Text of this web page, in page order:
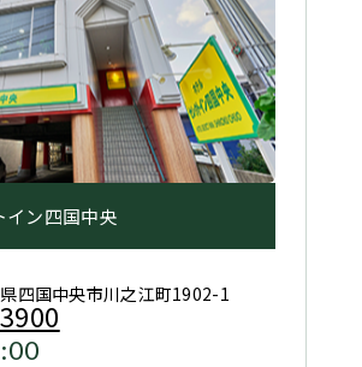
イン四国中央
四国中央市川之江町1902-1